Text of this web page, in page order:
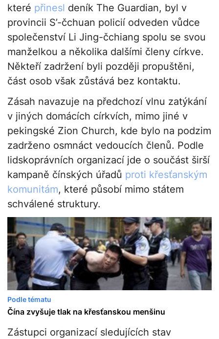
které přinesl deník The Guardian, byl v
provincii S’-čchuan policií odveden vůdce
společenství Li Jing-čchiang spolu se svou
manželkou a několika dalšími členy církve.
Někteří zadržení byli později propuštěni,
část osob však zůstává bez kontaktu.
Zásah navazuje na předchozí vlnu zatýkání
v jiných domácích církvích, mimo jiné v
pekingské Zion Church, kde bylo na podzim
zadrženo osmnáct vedoucích členů. Podle
lidskoprávních organizací jde o součást širší
kampaně čínských úřadů proti křesťanským
komunitám, které působí mimo státem
schválené struktury.
Podle tématu
Čína zvyšuje tlak na křesťanskou menšinu
Zástupci organizací sledujících stav